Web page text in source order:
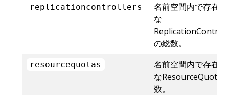
replicationcontrollers
名前空間内で存在
な
の総数。
resourcequotas
名前空間内で存在
なResourceQuota
数。